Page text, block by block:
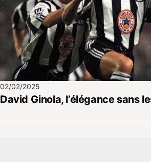
02/02/2025
David Ginola, l’élégance sans